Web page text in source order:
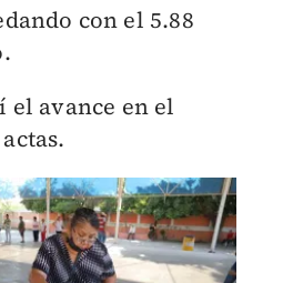
con el 5.88
el avance en el